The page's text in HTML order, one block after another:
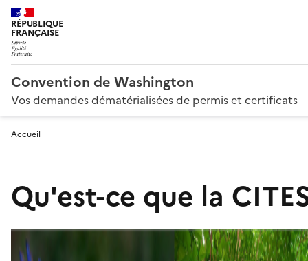
RÉPUBLIQUE
FRANÇAISE
Convention de Washington
Vos demandes dématérialisées de permis et certificats
Accueil
Qu'est-ce que la